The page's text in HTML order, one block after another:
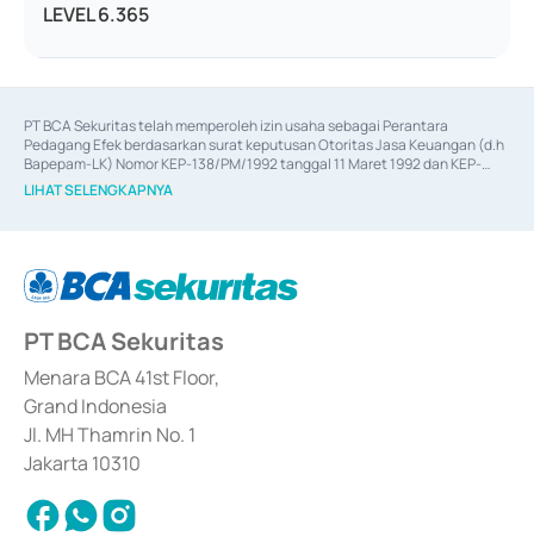
LEVEL 6.365
PT BCA Sekuritas telah memperoleh izin usaha sebagai Perantara
Pedagang Efek berdasarkan surat keputusan Otoritas Jasa Keuangan (d.h
Bapepam-LK) Nomor KEP-138/PM/1992 tanggal 11 Maret 1992 dan KEP-
06/D.04/2014 tanggal 28 Februari 2014, izin usaha sebagai Penjamin Emisi
Efek berdasarkan surat keputusan Otoritas Jasa Keuangan Nomor KEP-
berdasarkan surat keputusan Otoritas Jasa Keuangan Nomor S-
67/PM.21/2017 tanggal 3 Februari 2017, dan beberapa izin usaha lainnya
Sertifikat Deposito di Pasar Uang yang izinnya diterbitkan pada tahun 2017
dan izin usaha lainnya dari Bank Indonesia sebagai Lembaga Pendukung
Penerbitan, Transaksi, serta Penatausahaan dan Penyelesaian Transaksi
Surat Berharga Komersial yang izinnya diterbitkan pada tahun 2018.
LIHAT SELENGKAPNYA
PT BCA Sekuritas
Menara BCA 41st Floor,
Grand Indonesia
Jl. MH Thamrin No. 1
Jakarta 10310